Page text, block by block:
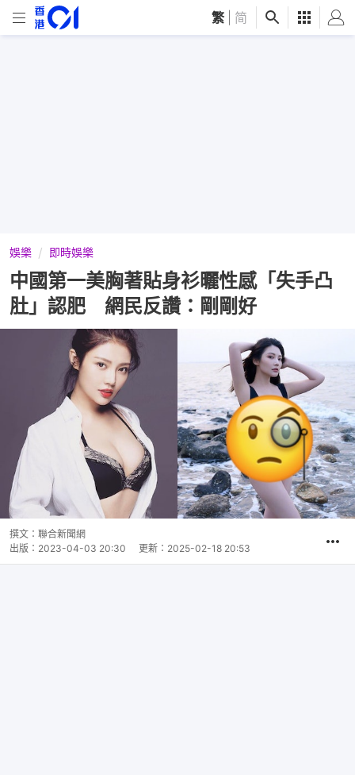
繁 简
娛樂 即時娛樂
中國第一美胸著貼身衫曬性感「失手凸
肚」認肥 網民反讚：剛剛好
撰文： 聯合新聞網
出版： 2023-04-03 20:30 更新： 2025-02-18 20:53